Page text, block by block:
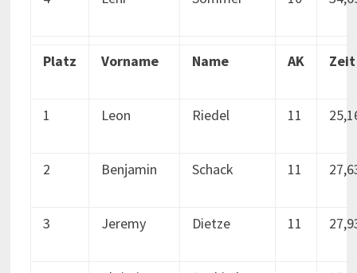
Platz Vorname Name AK Zeit
1 Leon Riedel 11
2 Benjamin Schack 11
3 Jeremy Dietze 11